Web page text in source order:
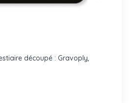
découpé : Gravoply,